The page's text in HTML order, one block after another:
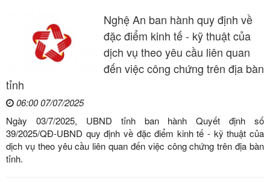
Nghệ An ban hành quy định về
đặc điểm kinh tế - kỹ thuật của
dịch vụ theo yêu cầu liên quan
đến việc công chứng trên địa bàn
tỉnh
06:00 07/07/2025
Ngày 03/7/2025, UBND tỉnh ban hành Quyết định số
39/2025/QĐ-UBND quy định về đặc điểm kinh tế - kỹ thuật của
dịch vụ theo yêu cầu liên quan đến việc công chứng trên địa bàn
tỉnh.